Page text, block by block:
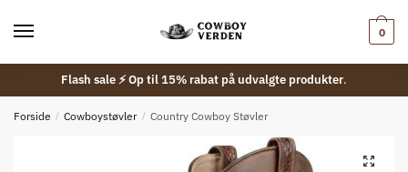
0
Flash sale ⚡ Op til 15% rabat på udvalgte produkter.
Forside / Cowboystøvler / Country Cowboy Støvler
🔍